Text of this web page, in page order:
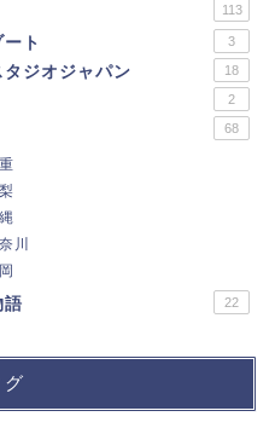
113
ト 3
ジオジャパン 18
2
68
川
語 22
グ